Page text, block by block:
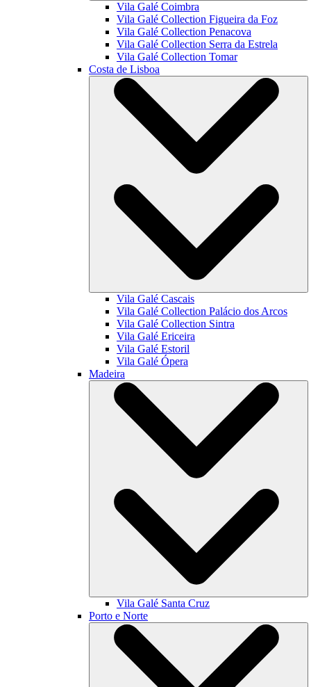
Vila Galé Coimbra
Vila Galé Collection Figueira da Foz
Vila Galé Collection Penacova
Vila Galé Collection Serra da Estrela
Vila Galé Collection Tomar
Costa de Lisboa
Vila Galé Cascais
Vila Galé Collection Palácio dos Arcos
Vila Galé Collection Sintra
Vila Galé Ericeira
Vila Galé Estoril
Vila Galé Ópera
Madeira
Vila Galé Santa Cruz
Porto e Norte